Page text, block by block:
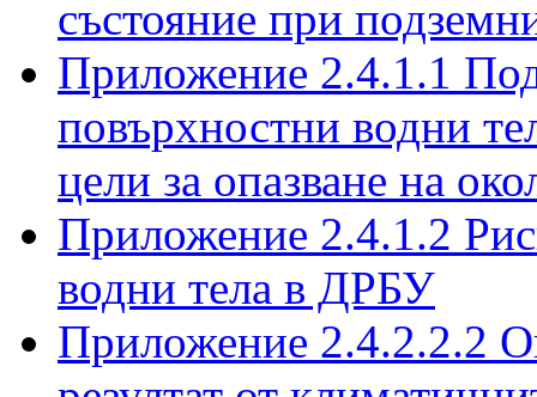
състояние при
Приложение 2.4.1.1
повърхностни водни
цели за опазване на
Приложение 2.4.1.2
водни тела в ДРБУ
Приложение 2.4.2.2.2